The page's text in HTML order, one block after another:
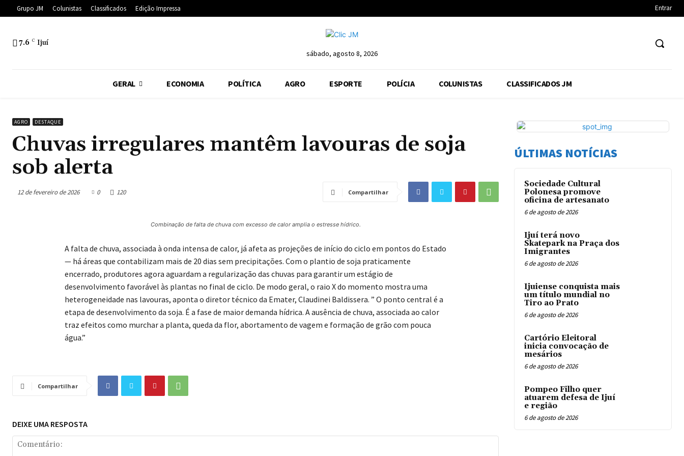
Grupo JM Colunistas Classificados Edição Impressa Entrar
7.6 C Ijuí
sábado, agosto 8, 2026
GERAL ECONOMIA POLÍTICA AGRO ESPORTE POLÍCIA COLUNISTAS CLASSIFICADOS JM
AGRO DESTAQUE
Chuvas irregulares mantêm lavouras de soja
sob alerta
12 de fevereiro de 2026 0 120 Compartilhar
Combinação de falta de chuva com excesso de calor amplia o estresse hídrico.
A falta de chuva, associada à onda intensa de calor, já afeta as projeções de início do ciclo em pontos do Estado
— há áreas que contabilizam mais de 20 dias sem precipitações. Com o plantio de soja praticamente
encerrado, produtores agora aguardam a regularização das chuvas para garantir um estágio de
desenvolvimento favorável às plantas no final de ciclo. De modo geral, o raio X do momento mostra uma
heterogeneidade nas lavouras, aponta o diretor técnico da Emater, Claudinei Baldissera. ” O ponto central é a
etapa de desenvolvimento da soja. É a fase de maior demanda hídrica. A ausência de chuva, associada ao calor
traz efeitos como murchar a planta, queda da flor, abortamento de vagem e formação de grão com pouca
água.”
Compartilhar
DEIXE UMA RESPOSTA
ÚLTIMAS NOTÍCIAS
Sociedade Cultural
Polonesa promove
oficina de artesanato
6 de agosto de 2026
Ijuí terá novo
Skatepark na Praça dos
Imigrantes
6 de agosto de 2026
Ijuiense conquista mais
um título mundial no
Tiro ao Prato
6 de agosto de 2026
Cartório Eleitoral
inicia convocação de
mesários
6 de agosto de 2026
Pompeo Filho quer
atuarem defesa de Ijuí
e região
6 de agosto de 2026